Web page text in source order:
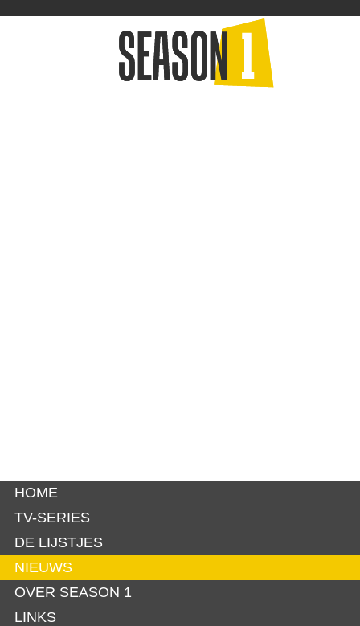
HOME
TV-SERIES
DE LIJSTJES
NIEUWS
OVER SEASON 1
LINKS